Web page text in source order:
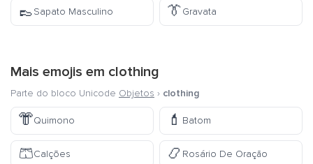
👞Sapato Masculino 👔Gravata
Mais emojis em clothing
Parte do bloco Unicode Objetos › clothing
👘Quimono 💄 Batom
🩳Calções 📿 Rosário De Oração